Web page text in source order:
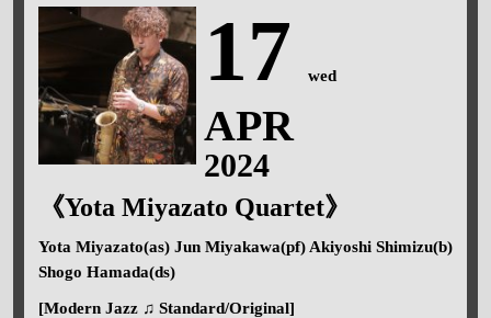
17 wed
APR
2024
《Yota Miyazato Quartet》
Yota Miyazato(as) Jun Miyakawa(pf) Akiyoshi Shimizu(b)
Shogo Hamada(ds)
[Modern Jazz ♫ Standard/Original]